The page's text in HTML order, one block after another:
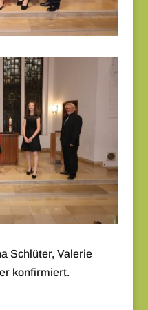
Schlüter, Valerie
konfirmiert.